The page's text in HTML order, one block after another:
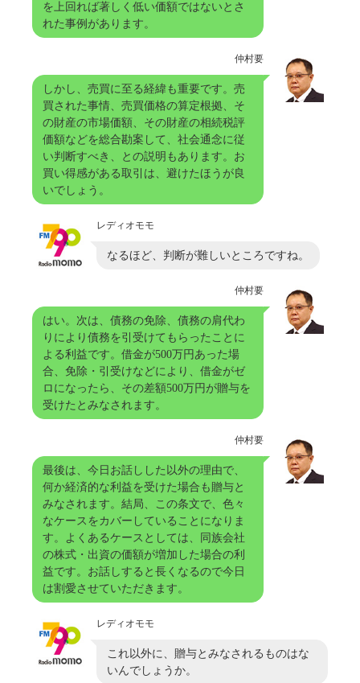
を上回れば著しく低い価額ではないとさ
れた事例があります。
仲村要
しかし、売買に至る経緯も重要です。売
買された事情、売買価格の算定根拠、そ
の財産の市場価額、その財産の相続税評
価額などを総合勘案して、社会通念に従
い判断すべき、との説明もあります。お
買い得感がある取引は、避けたほうが良
いでしょう。
レディオモモ
なるほど、判断が難しいところですね。
仲村要
はい。次は、債務の免除、債務の肩代わ
りにより債務を引受けてもらったことに
よる利益です。借金が500万円あった場
合、免除・引受けなどにより、借金がゼ
ロになったら、その差額500万円が贈与を
受けたとみなされます。
仲村要
最後は、今日お話しした以外の理由で、
何か経済的な利益を受けた場合も贈与と
みなされます。結局、この条文で、色々
なケースをカバーしていることになりま
す。よくあるケースとしては、同族会社
の株式・出資の価額が増加した場合の利
益です。お話しすると長くなるので今日
は割愛させていただきます。
レディオモモ
これ以外に、贈与とみなされるものはな
いんでしょうか。